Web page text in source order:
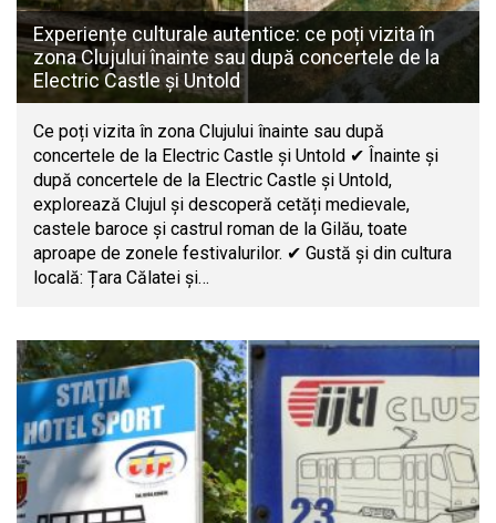
Experiențe culturale autentice: ce poți vizita în
zona Clujului înainte sau după concertele de la
Electric Castle și Untold
Ce poți vizita în zona Clujului înainte sau după
concertele de la Electric Castle și Untold ✔ Înainte și
după concertele de la Electric Castle și Untold,
explorează Clujul și descoperă cetăți medievale,
castele baroce și castrul roman de la Gilău, toate
aproape de zonele festivalurilor. ✔ Gustă și din cultura
locală: Țara Călatei și…